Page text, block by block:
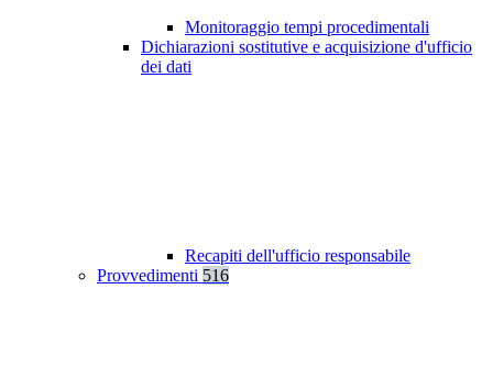
Monitoraggio tempi procedimentali
Dichiarazioni sostitutive e acquisizione d'ufficio
dei dati
Recapiti dell'ufficio responsabile
Provvedimenti 516